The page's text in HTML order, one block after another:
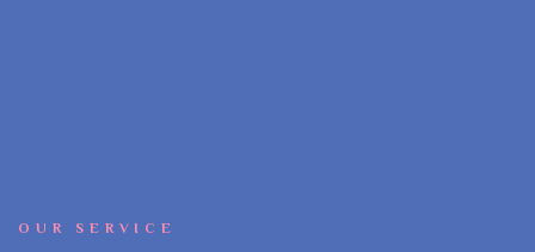
OUR SERVICE